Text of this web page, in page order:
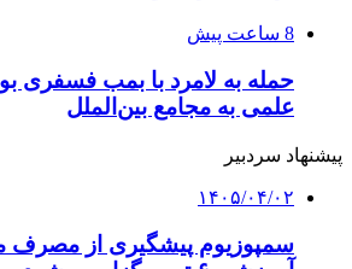
8 ساعت پیش
حمله به لامرد با بمب فسفری
علمی به مجامع بین‌الملل
پیشنهاد سردبیر
۱۴۰۵/۰۴/۰۲
سمپوزیوم پیشگیری از مصرف